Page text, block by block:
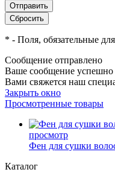
* - Поля, обязательные
Сообщение отправлено
Ваше сообщение успешно
Вами свяжется наш
Закрыть окно
Просмотренные товары
просмотр
Фен для сушки
Каталог